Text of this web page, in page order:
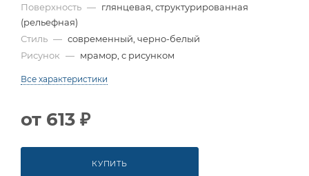
Поверхность — глянцевая, структурированная
(рельефная)
Стиль — современный, черно-белый
Рисунок — мрамор, с рисунком
Все характеристики
от 613 ₽
КУПИТЬ